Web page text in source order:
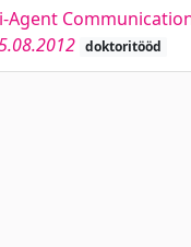
doktoritööd